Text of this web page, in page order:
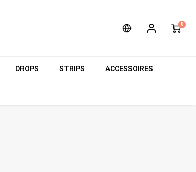
0
DROPS STRIPS ACCESSOIRES